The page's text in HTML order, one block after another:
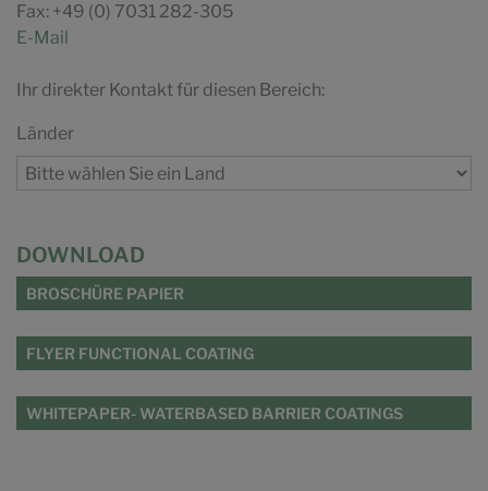
Fax: +49 (0) 7031 282-305
E-Mail
Ihr direkter Kontakt für diesen Bereich:
Länder
DOWNLOAD
BROSCHÜRE PAPIER
FLYER FUNCTIONAL COATING
WHITEPAPER- WATERBASED BARRIER COATINGS